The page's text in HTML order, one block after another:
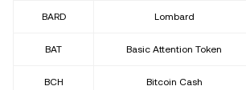
BARD Lombard
BAT Basic Attention Token
BCH Bitcoin Cash